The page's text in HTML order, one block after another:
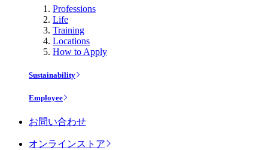
Professions
Life
Training
Locations
How to Apply
Sustainability
Employee
お問い合わせ
オンラインストア